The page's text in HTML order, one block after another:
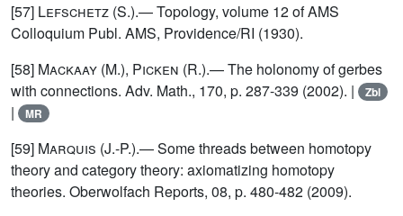
[57] Lefschetz (S.).— Topology, volume 12 of AMS
Colloquium Publ. AMS, Providence/RI (1930).
[58] Mackaay (M.), Picken (R.).— The holonomy of gerbes
with connections. Adv. Math., 170, p. 287-339 (2002). |
Zbl
| MR
[59] Marquis (J.-P.).— Some threads between homotopy
theory and category theory: axiomatizing homotopy
theories. Oberwolfach Reports, 08, p. 480-482 (2009).